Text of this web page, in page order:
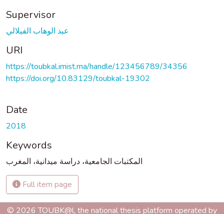
Supervisor
عبد الوهاب الفيلالي
URI
https://toubkal.imist.ma/handle/123456789/34356
https://doi.org/10.83129/toubkal-19302
Date
2018
Keywords
المكتبات الجامعية، دراسة ميدانية، المغرب
Full item page
© 2026 TOUBK@l, the national thesis platform operated by